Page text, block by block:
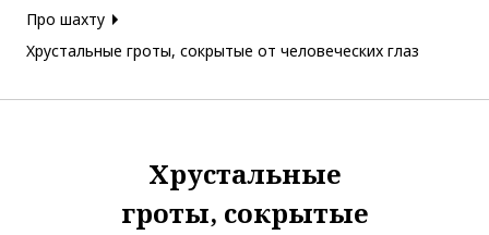
Про шахту
Хрустальные гроты, сокрытые от человеческих глаз
Хрустальные
гроты, сокрытые